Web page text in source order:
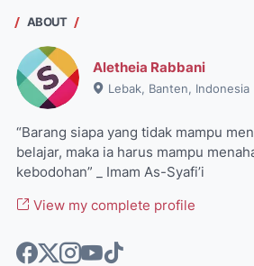
ABOUT
Aletheia Rabbani
Lebak, Banten, Indonesia
“Barang siapa yang tidak mampu
belajar, maka ia harus mampu
kebodohan” _ Imam As-Syafi’i
View my complete profile